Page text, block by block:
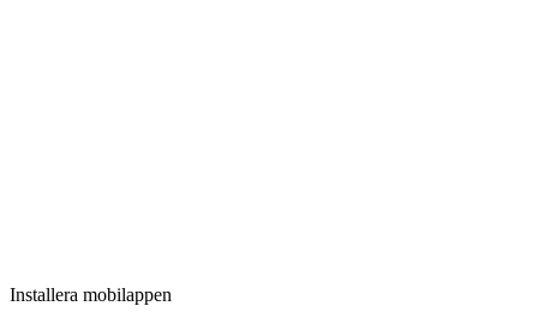
Installera mobilappen